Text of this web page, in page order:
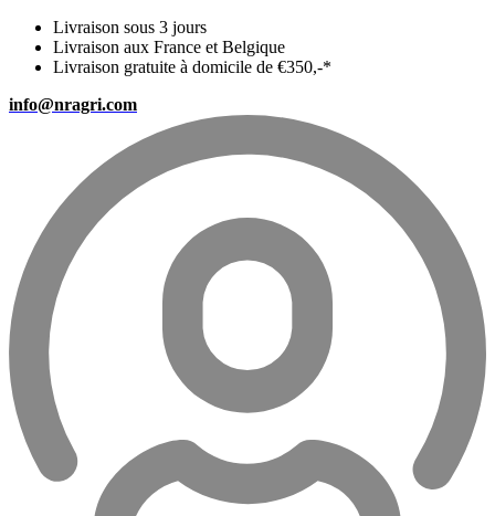
Livraison sous 3 jours
Livraison aux France et Belgique
Livraison gratuite à domicile de €350,-*
info@nragri.com